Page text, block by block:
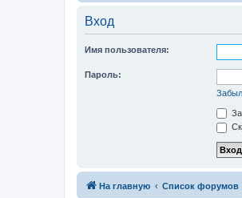
Вход
Имя пользователя:
Пароль:
На главную Список форумов